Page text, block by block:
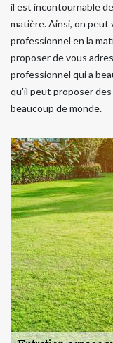
il est incontournable
matière. Ainsi, on peut
professionnel en la
proposer de vous
professionnel qui a
qu'il peut proposer
beaucoup de monde.